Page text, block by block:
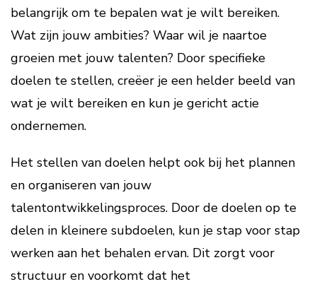
belangrijk om te bepalen wat je wilt bereiken.
Wat zijn jouw ambities? Waar wil je naartoe
groeien met jouw talenten? Door specifieke
doelen te stellen, creëer je een helder beeld van
wat je wilt bereiken en kun je gericht actie
ondernemen.
Het stellen van doelen helpt ook bij het plannen
en organiseren van jouw
talentontwikkelingsproces. Door de doelen op te
delen in kleinere subdoelen, kun je stap voor stap
werken aan het behalen ervan. Dit zorgt voor
structuur en voorkomt dat het